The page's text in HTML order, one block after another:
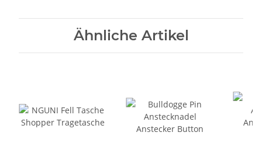
Ähnliche Artikel